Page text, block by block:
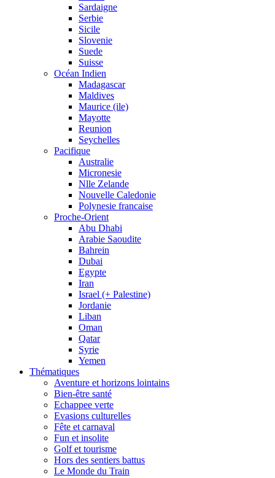
Sardaigne
Serbie
Sicile
Slovenie
Suede
Suisse
Océan Indien
Madagascar
Maldives
Maurice (ile)
Mayotte
Reunion
Seychelles
Pacifique
Australie
Micronesie
Nlle Zelande
Nouvelle Caledonie
Polynesie francaise
Proche-Orient
Abu Dhabi
Arabie Saoudite
Bahrein
Dubai
Egypte
Iran
Israel (+ Palestine)
Jordanie
Liban
Oman
Qatar
Syrie
Yemen
Thématiques
Aventure et horizons lointains
Bien-être santé
Echappee verte
Evasions culturelles
Fête et carnaval
Fun et insolite
Golf et tourisme
Hors des sentiers battus
Le Monde du Train